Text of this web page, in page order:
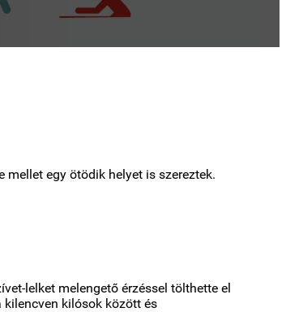
mellet egy ötödik helyet is szereztek.
lelket melengető érzéssel tölthette el
kilósok között és